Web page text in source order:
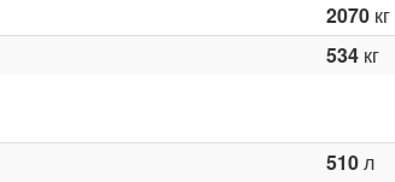
2070кг
534кг
510л